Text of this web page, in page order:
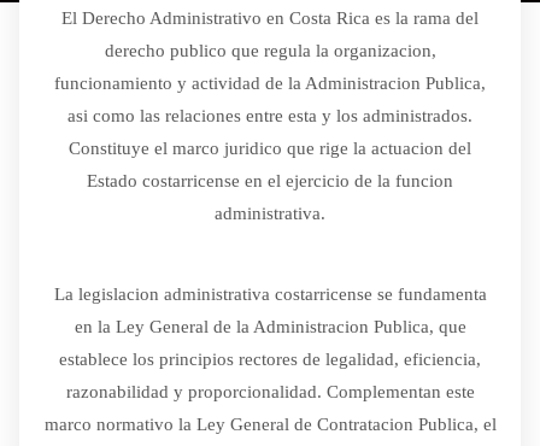
El Derecho Administrativo en Costa Rica es la rama del
derecho publico que regula la organizacion,
funcionamiento y actividad de la Administracion Publica,
asi como las relaciones entre esta y los administrados.
Constituye el marco juridico que rige la actuacion del
Estado costarricense en el ejercicio de la funcion
administrativa.
La legislacion administrativa costarricense se fundamenta
en la Ley General de la Administracion Publica, que
establece los principios rectores de legalidad, eficiencia,
razonabilidad y proporcionalidad. Complementan este
marco normativo la Ley General de Contratacion Publica, el